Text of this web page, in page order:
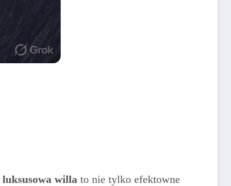
luksusowa willa to nie tylko efektowne